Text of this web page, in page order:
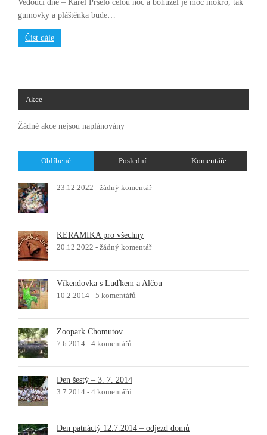
Vedoucí dne – Karel Pršelo celou noc a bohužel je moc mokro, tak
gumovky a pláštěnka bude…
Číst dále
Akce
Žádné akce nejsou naplánovány
Oblíbené Poslední Komentáře
23.12.2022 - žádný komentář
KERAMIKA pro všechny
20.12.2022 - žádný komentář
Víkendovka s Luďkem a Alčou
10.2.2014 - 5 komentářů
Zoopark Chomutov
7.6.2014 - 4 komentářů
Den šestý – 3. 7. 2014
3.7.2014 - 4 komentářů
Den patnáctý 12.7.2014 – odjezd domů